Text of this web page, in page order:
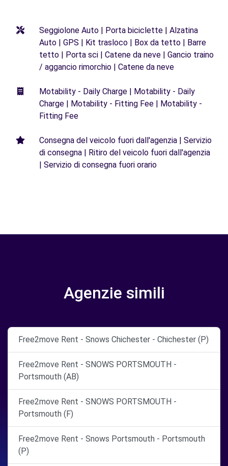
Seggiolone Auto | Porta biciclette | Alzatina
Auto | GPS | Kit trasloco | Box da tetto | Barre
tetto | Porta sci | Catene da neve | Gancio traino
/ aggancio rimorchio | Catene da neve
Motability - Daily Charge | Motability - Daily
Charge | Motability - Fitting Fee | Motability -
Fitting Fee
Consegna del veicolo fuori dall'agenzia | Servizio
di consegna | Ritiro del veicolo fuori dall'agenzia
| Servizio di consegna fuori orario
Agenzie simili
Free2move Rent - Snows Chichester - Chichester (P)
Free2move Rent - SNOWS PORTSMOUTH -
Portsmouth (AB)
Free2move Rent - SNOWS PORTSMOUTH -
Portsmouth (F)
Free2move Rent - Snows Portsmouth - Portsmouth
(P)